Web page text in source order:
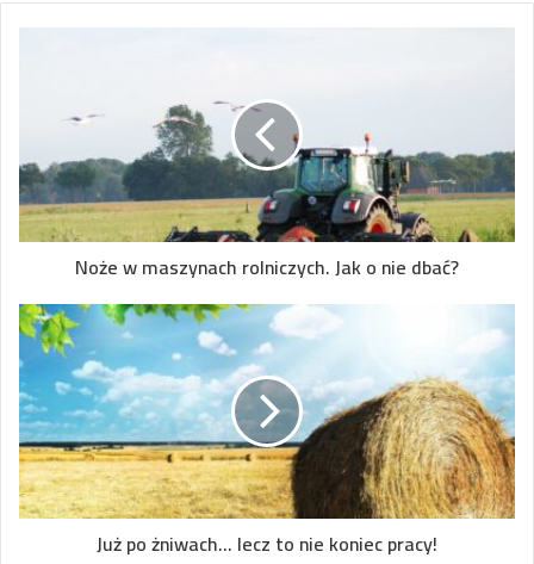
Noże w maszynach rolniczych. Jak o nie dbać?
Już po żniwach... lecz to nie koniec pracy!